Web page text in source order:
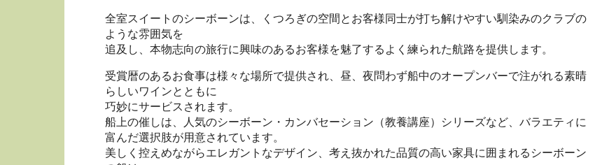
全室スイートのシーボーンは、くつろぎの空間とお客様同士が打ち解けやすい馴染みのクラブの
ような雰囲気を
追及し、本物志向の旅行に興味のあるお客様を魅了するよく練られた航路を提供します。
受賞暦のあるお食事は様々な場所で提供され、昼、夜問わず船中のオープンバーで注がれる素晴
らしいワインとともに
巧妙にサービスされます。
船上の催しは、人気のシーボーン・カンバセーション（教養講座）シリーズなど、バラエティに
富んだ選択肢が用意されています。
美しく控えめながらエレガントなデザイン、考え抜かれた品質の高い家具に囲まれるシーボーン